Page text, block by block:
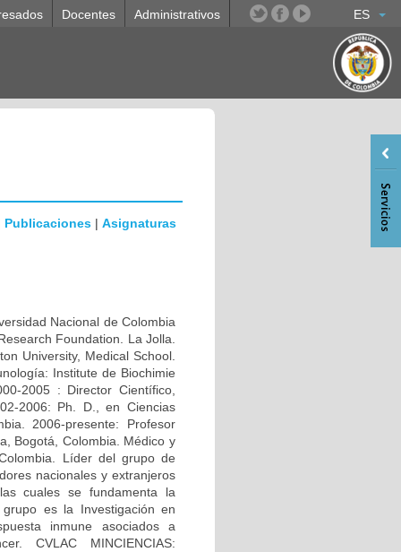
ES
Docentes Administrativos
Publicaciones | Asignaturas
Nacional de Colombia
Foundation. La Jolla.
University, Medical School.
Institute de Biochimie
2005 : Director Científico,
2006: Ph. D., en Ciencias
2006-presente: Profesor
Bogotá, Colombia. Médico y
Líder del grupo de
nacionales y extranjeros
cuales se fundamenta la
es la Investigación en
inmune asociados a
CVLAC MINCIENCIAS: